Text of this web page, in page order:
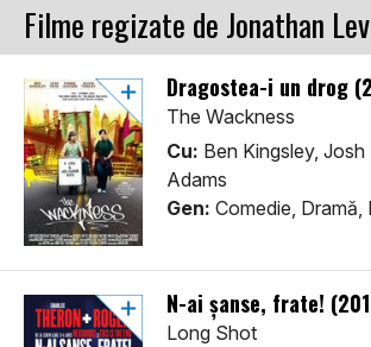
Filme regizate de Jonathan
Dragostea-i un drog
The Wackness
Cu: Ben Kingsley,
Adams
Gen: Comedie, Dramă,
N-ai șanse, frate!
Long Shot